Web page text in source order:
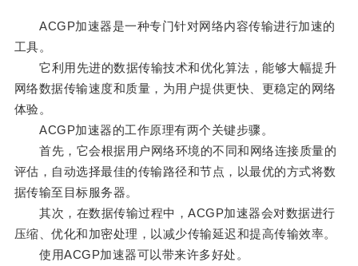
ACGP加速器是一种专门针对网络内容传输进行加速的
工具。
它利用先进的数据传输技术和优化算法，能够大幅提升
网络数据传输速度和质量，为用户提供更快、更稳定的网络
体验。
ACGP加速器的工作原理有两个关键步骤。
首先，它会根据用户网络环境的不同和网络连接质量的
评估，自动选择最佳的传输路径和节点，以最优的方式将数
据传输至目标服务器。
其次，在数据传输过程中，ACGP加速器会对数据进行
压缩、优化和加密处理，以减少传输延迟和提高传输效率。
使用ACGP加速器可以带来许多好处。